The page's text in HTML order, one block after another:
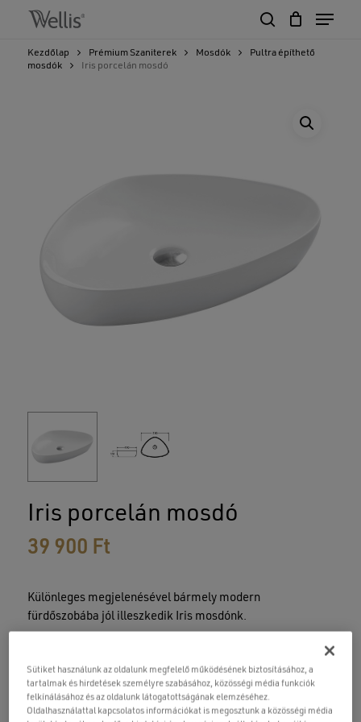
content
Menu
Cart
Kezdőlap Prémium Szaniterek Mosdók
Pultra építhető
mosdók
Iris porcelán mosdó
Iris porcelán mosdó
39 900 Ft
Különleges megjelenésével bármely modern
fürdőszobába jól illeszkedik Iris mosdónk.
magasított csaptelep kínálatunkból, illetve ajánljuk hozzá
Klikk-Klakk lefolyóinkat, melyek túlfolyós, és túlfolyó
nélküli változatban kaphatók, króm, fehér, illetve fekete
Sütiket használunk az oldalunk megfelelő működésének biztosításához, a
tartalmak és hirdetések személyre szabásához, közösségi média funkciók
felkínálásához és az oldalunk látogatottságának elemzéséhez.
Oldalhasználattal kapcsolatos információkat is megosztunk a közösségi média